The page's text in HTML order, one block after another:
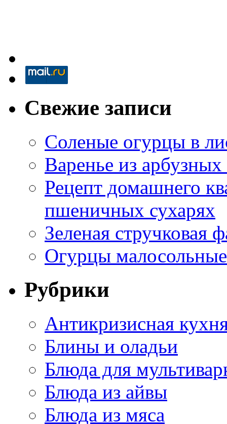
Свежие записи
Соленые огурцы в
Варенье из
Рецепт домашнего
пшеничных сухарях
Зеленая стручковая
Огурцы
Рубрики
Антикризисная
Блины и оладьи
Блюда для
Блюда из айвы
Блюда из мяса